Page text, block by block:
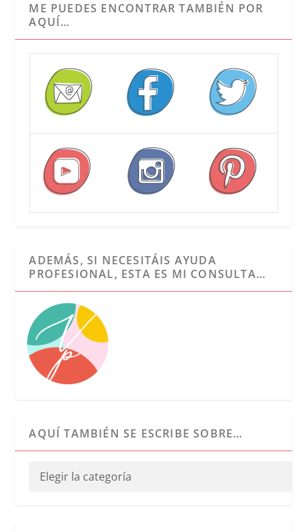
ME PUEDES ENCONTRAR TAMBIÉN POR
AQUÍ…
ADEMÁS, SI NECESITÁIS AYUDA
PROFESIONAL, ESTA ES MI CONSULTA…
AQUÍ TAMBIÉN SE ESCRIBE SOBRE…